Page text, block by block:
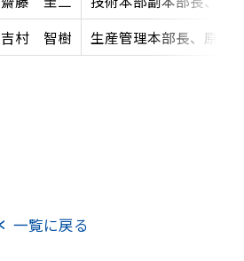
吉村 智樹 生産管理本部長、原価
一覧に戻る